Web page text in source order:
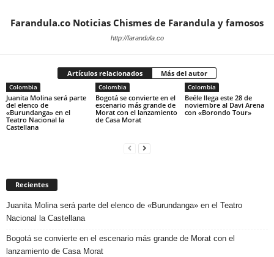
Farandula.co Noticias Chismes de Farandula y famosos
http://farandula.co
Artículos relacionados Más del autor
Colombia
Juanita Molina será parte
del elenco de
«Burundanga» en el
Teatro Nacional la
Castellana
Colombia
Bogotá se convierte en el
escenario más grande de
Morat con el lanzamiento
de Casa Morat
Colombia
Beéle llega este 28 de
noviembre al Davi Arena
con «Borondo Tour»
Recientes
Juanita Molina será parte del elenco de «Burundanga» en el Teatro
Nacional la Castellana
Bogotá se convierte en el escenario más grande de Morat con el
lanzamiento de Casa Morat